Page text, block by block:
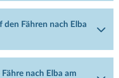
den Fähren nach Elba
nach Elba am